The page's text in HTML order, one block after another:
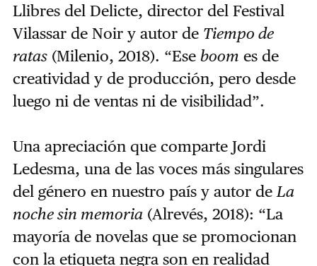
Llibres del Delicte, director del Festival
Vilassar de Noir y autor de Tiempo de
ratas(Milenio, 2018). “Ese boom es de
creatividad y de producción, pero desde
luego ni de ventas ni de visibilidad”.
Una apreciación que comparte Jordi
Ledesma, una de las voces más singulares
del género en nuestro país y autor de La
noche sin memoria(Alrevés, 2018): “La
mayoría de novelas que se promocionan
con la etiqueta negra son en realidad